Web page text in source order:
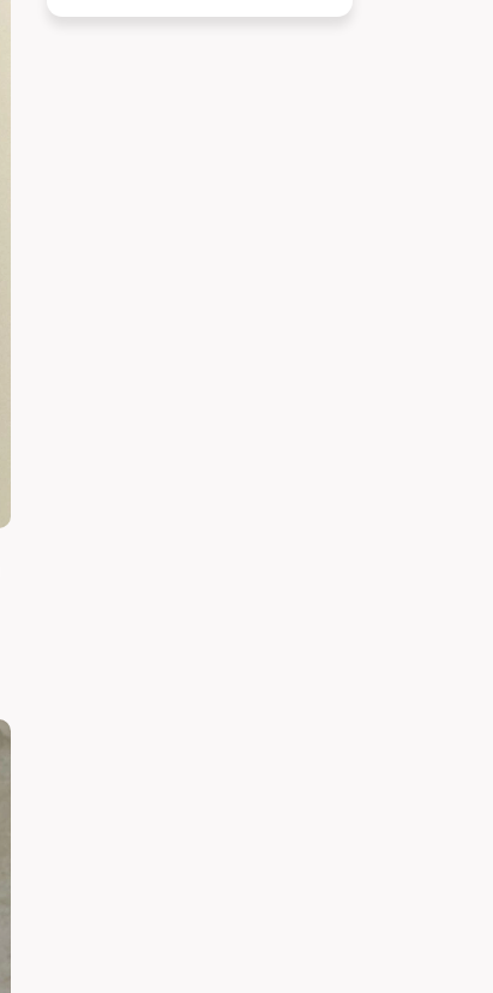
sự đa dạng về mô hình và vị trí